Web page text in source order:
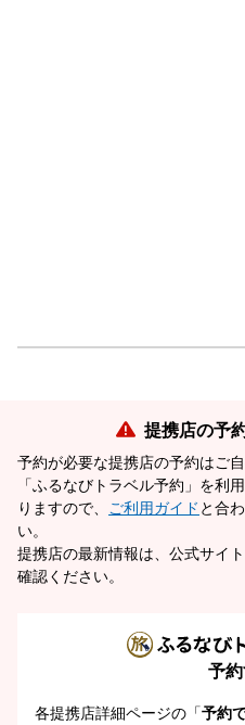
提携店の予
予約が必要な提携店の予約はご
「ふるなびトラベル予約」を利
りますので、
ご利用ガイド と合
い。
提携店の最新情報は、公式サイ
確認ください。
予
各提携店詳細ページの「予約